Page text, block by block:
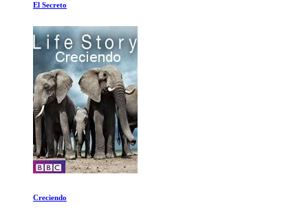
Fabricando un Asesino Los Apuros de los Acusados
Los Inmortales